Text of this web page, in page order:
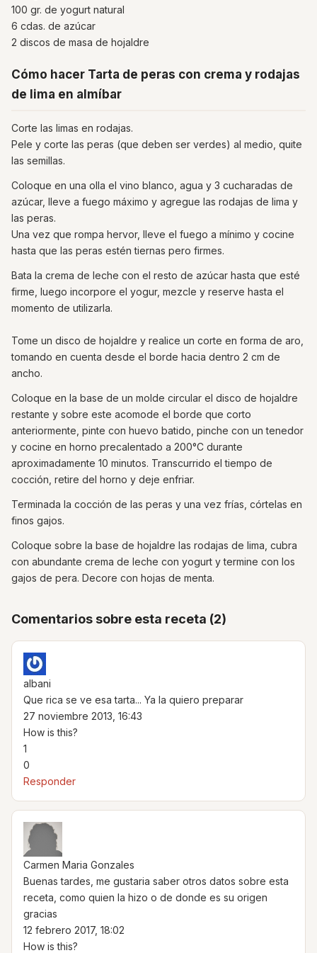
100 gr. de yogurt natural
6 cdas. de azúcar
2 discos de masa de hojaldre
Cómo hacer Tarta de peras con crema y rodajas
de lima en almíbar
Corte las limas en rodajas.
Pele y corte las peras (que deben ser verdes) al medio, quite
las semillas.
Coloque en una olla el vino blanco, agua y 3 cucharadas de
azúcar, lleve a fuego máximo y agregue las rodajas de lima y
las peras.
Una vez que rompa hervor, lleve el fuego a mínimo y cocine
hasta que las peras estén tiernas pero firmes.
Bata la crema de leche con el resto de azúcar hasta que esté
firme, luego incorpore el yogur, mezcle y reserve hasta el
momento de utilizarla.
Tome un disco de hojaldre y realice un corte en forma de aro,
tomando en cuenta desde el borde hacia dentro 2 cm de
ancho.
Coloque en la base de un molde circular el disco de hojaldre
restante y sobre este acomode el borde que corto
anteriormente, pinte con huevo batido, pinche con un tenedor
y cocine en horno precalentado a 200°C durante
aproximadamente 10 minutos. Transcurrido el tiempo de
cocción, retire del horno y deje enfriar.
Terminada la cocción de las peras y una vez frías, córtelas en
finos gajos.
Coloque sobre la base de hojaldre las rodajas de lima, cubra
con abundante crema de leche con yogurt y termine con los
gajos de pera. Decore con hojas de menta.
Comentarios sobre esta receta (2)
albani
Que rica se ve esa tarta... Ya la quiero preparar
27 noviembre 2013, 16:43
How is this?
1
0
Responder
Carmen Maria Gonzales
Buenas tardes, me gustaria saber otros datos sobre esta
receta, como quien la hizo o de donde es su origen
gracias
12 febrero 2017, 18:02
How is this?